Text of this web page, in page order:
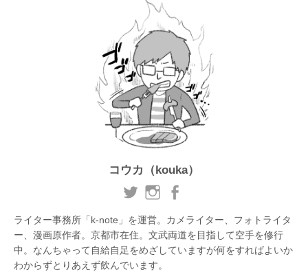
コウカ（kouka）
ライター事務所「k-note」を運営。カメライター、フォトライタ
ー、漫画原作者。京都市在住。文武両道を目指して空手を修行
中。なんちゃって自給自足をめざしていますが何をすればよいか
わからずとりあえず飲んでいます。